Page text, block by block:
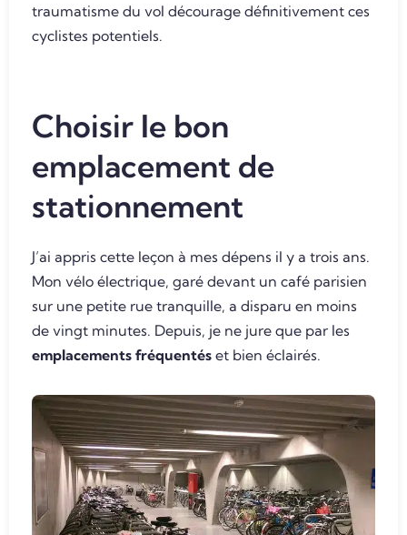
traumatisme du vol décourage définitivement ces
cyclistes potentiels.
Choisir le bon
emplacement de
stationnement
J’ai appris cette leçon à mes dépens il y a trois ans.
Mon vélo électrique, garé devant un café parisien
sur une petite rue tranquille, a disparu en moins
de vingt minutes. Depuis, je ne jure que par les
emplacements fréquentés et bien éclairés.